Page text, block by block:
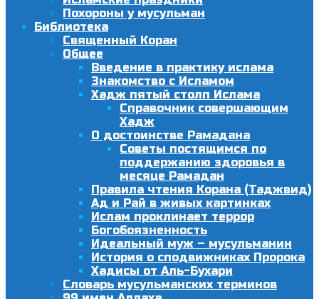
Похороны у мусульман
Библиотека
Священный Коран
Общее
Введение в практику ислама
Знакомство с Исламом
Хадж пятый столп Ислама
Справочник совершающим
Хадж
О достоинстве Рамадана
Советы постящимся по
поддержанию здоровья в
месяце Рамадан
Правила чтения Корана (Таджвид)
Ад и Рай в живых картинках
Ислам проклинает террор
Богобоязненность
Идеальный муж – мусульманин
История о сподвижниках Пророка
Хадисы от Аль-Бухари
Словарь мусульманских терминов